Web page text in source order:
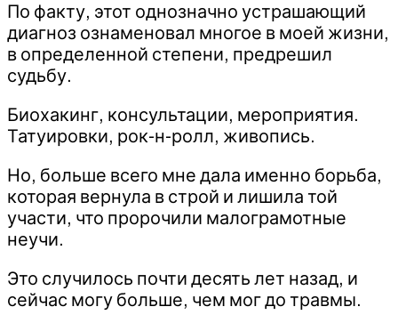
По факту, этот однозначно устрашающий
диагноз ознаменовал многое в моей жизни,
в определенной степени, предрешил
судьбу.
Биохакинг, консультации, мероприятия.
Татуировки, рок-н-ролл, живопись.
Но, больше всего мне дала именно борьба,
которая вернула в строй и лишила той
участи, что пророчили малограмотные
неучи.
Это случилось почти десять лет назад, и
сейчас могу больше, чем мог до травмы.